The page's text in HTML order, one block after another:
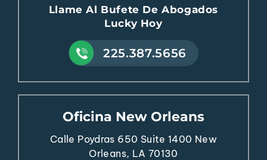
Llame Al Bufete De Abogados
Lucky Hoy
225.387.5656
Oficina New Orleans
Calle Poydras 650 Suite 1400 New
Orleans, LA 70130